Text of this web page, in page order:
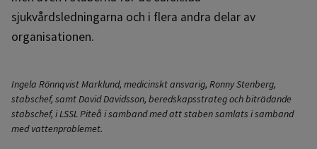
sjukvårdsledningarna och i flera andra delar av
organisationen.
Ingela Rönnqvist Marklund, medicinskt ansvarig, Ronny Stenberg,
stabschef, samt David Davidsson, beredskapsstrateg och biträdande
stabschef, i LSSL Piteå i samband med att staben samlats i samband
med vattenproblemet.